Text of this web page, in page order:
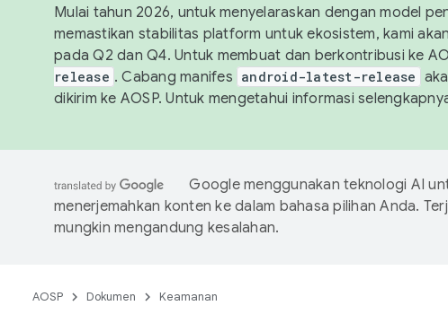
Mulai tahun 2026, untuk menyelaraskan dengan model
memastikan stabilitas platform untuk ekosistem, kami
pada Q2 dan Q4. Untuk membuat dan berkontribusi ke
release . Cabang manifes android-latest-release
dikirim ke AOSP. Untuk mengetahui informasi
Google menggunakan teknologi AI
menerjemahkan konten ke dalam bahasa pilihan Anda.
mungkin mengandung kesalahan.
AOSP Dokumen Keamanan